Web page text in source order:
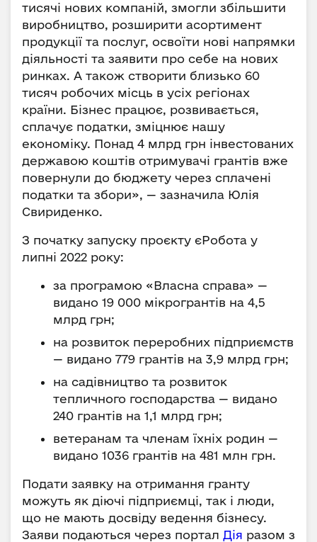
тисячі нових компаній, змогли збільшити
виробництво, розширити асортимент
продукції та послуг, освоїти нові напрямки
діяльності та заявити про себе на нових
ринках. А також створити близько 60
тисяч робочих місць в усіх регіонах
країни. Бізнес працює, розвивається,
сплачує податки, зміцнює нашу
економіку. Понад 4 млрд грн інвестованих
державою коштів отримувачі грантів вже
повернули до бюджету через сплачені
податки та збори», — зазначила Юлія
Свириденко.
З початку запуску проєкту єРобота у
липні 2022 року:
за програмою «Власна справа» —
видано 19 000 мікрогрантів на 4,5
млрд грн;
на розвиток переробних підприємств
— видано 779 грантів на 3,9 млрд грн;
на садівництво та розвиток
тепличного господарства — видано
240 грантів на 1,1 млрд грн;
ветеранам та членам їхніх родин —
видано 1036 грантів на 481 млн грн.
Подати заявку на отримання гранту
можуть як діючі підприємці, так і люди,
що не мають досвіду ведення бізнесу.
Заяви подаються через портал Дія разом з